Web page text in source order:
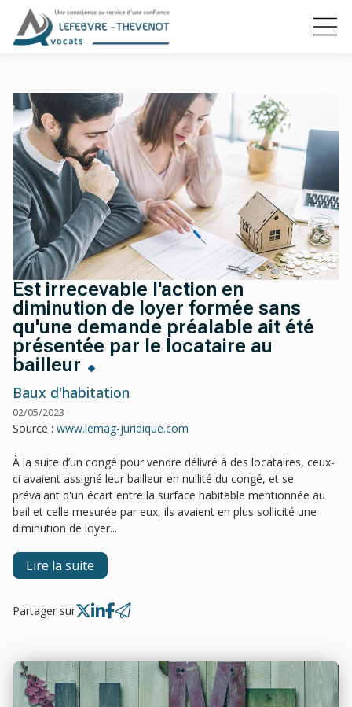
Est irrecevable l'action en
diminution de loyer formée sans
qu'une demande préalable ait été
présentée par le locataire au
bailleur
Baux d'habitation
02/05/2023
Source : www.lemag-juridique.com
À la suite d’un congé pour vendre délivré à des locataires, ceux-
ci avaient assigné leur bailleur en nullité du congé, et se
prévalant d'un écart entre la surface habitable mentionnée au
bail et celle mesurée par eux, ils avaient en plus sollicité une
diminution de loyer...
Lire la suite
Partager sur